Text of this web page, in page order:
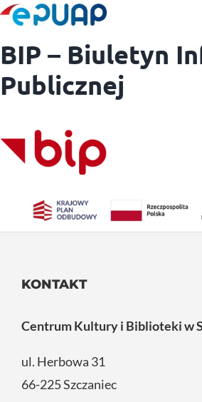
BIP – Biuletyn
Publicznej
KONTAKT
Centrum Kultury i Biblioteki w
ul. Herbowa 31
66-225 Szczaniec